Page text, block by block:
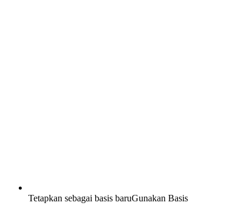
Tetapkan sebagai basis baruGunakan Basis